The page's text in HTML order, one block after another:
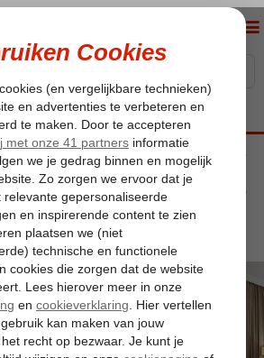
Costa Adeje Ramada Residences by Wyndham Costa Adeje
by Wyndham Costa